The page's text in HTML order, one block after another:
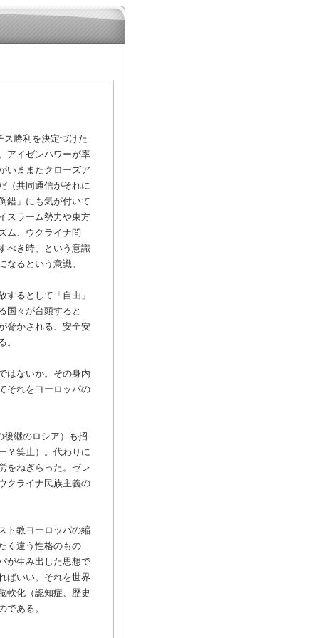
勝利を決定づけた
アイゼンハワーが率
いままたクローズア
（共同通信がそれに
錯」にも気が付いて
スラーム勢力や東方
ム、ウクライナ問
べき時、という意識
るという意識。
るとして「自由」
国々が台頭すると
脅かされる、安全安
。
はないか。その身内
それをヨーロッパの
後継のロシア）も招
？笑止）。代わりに
をねぎらった。ゼレ
クライナ民族主義の
ト教ヨーロッパの縮
く違う性格のもの
が生み出した思想で
ばいい。それを世界
軟化（認知症、歴史
である。